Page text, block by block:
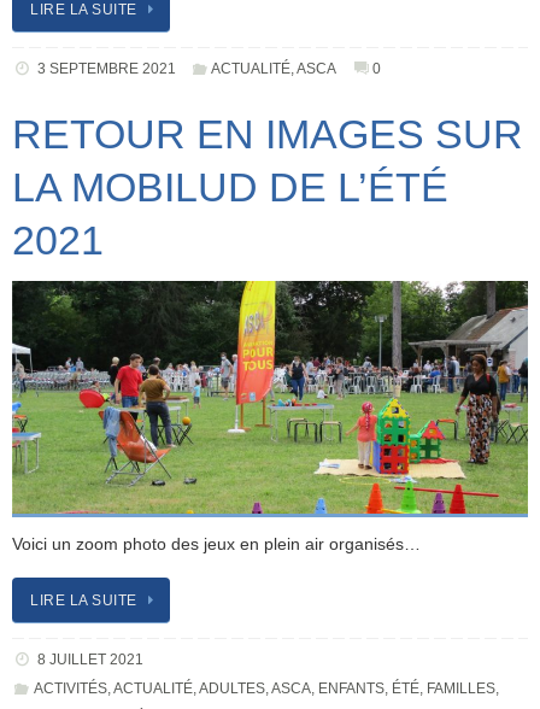
LIRE LA SUITE
3 SEPTEMBRE 2021 ACTUALITÉ,ASCA 0
RETOUR EN IMAGES SUR
LA MOBILUD DE L’ÉTÉ
2021
Voici un zoom photo des jeux en plein air organisés…
LIRE LA SUITE
8 JUILLET 2021
ACTIVITÉS,ACTUALITÉ,ADULTES,ASCA, ENFANTS, ÉTÉ, FAMILLES,